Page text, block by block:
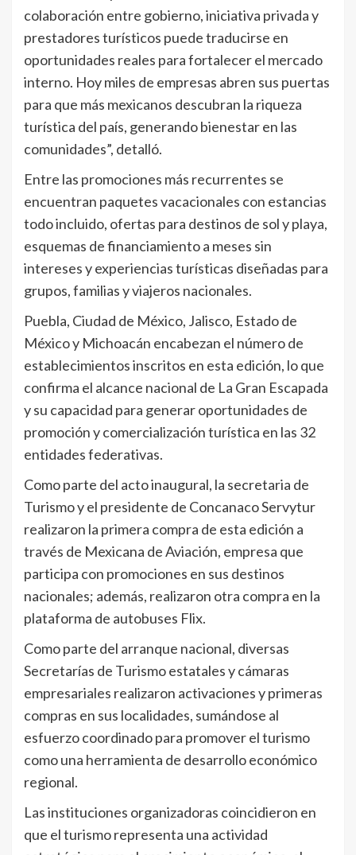
colaboración entre gobierno, iniciativa privada y
prestadores turísticos puede traducirse en
oportunidades reales para fortalecer el mercado
interno. Hoy miles de empresas abren sus puertas
para que más mexicanos descubran la riqueza
turística del país, generando bienestar en las
comunidades”, detalló.
Entre las promociones más recurrentes se
encuentran paquetes vacacionales con estancias
todo incluido, ofertas para destinos de sol y playa,
esquemas de financiamiento a meses sin
intereses y experiencias turísticas diseñadas para
grupos, familias y viajeros nacionales.
Puebla, Ciudad de México, Jalisco, Estado de
México y Michoacán encabezan el número de
establecimientos inscritos en esta edición, lo que
confirma el alcance nacional de La Gran Escapada
y su capacidad para generar oportunidades de
promoción y comercialización turística en las 32
entidades federativas.
Como parte del acto inaugural, la secretaria de
Turismo y el presidente de Concanaco Servytur
realizaron la primera compra de esta edición a
través de Mexicana de Aviación, empresa que
participa con promociones en sus destinos
nacionales; además, realizaron otra compra en la
plataforma de autobuses Flix.
Como parte del arranque nacional, diversas
Secretarías de Turismo estatales y cámaras
empresariales realizaron activaciones y primeras
compras en sus localidades, sumándose al
esfuerzo coordinado para promover el turismo
como una herramienta de desarrollo económico
regional.
Las instituciones organizadoras coincidieron en
que el turismo representa una actividad